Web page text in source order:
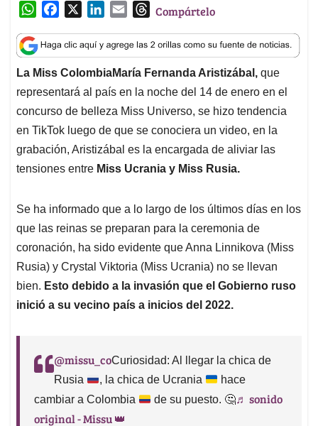
W
a
t
s
A
p
p
c
e
b
o
o
k
n
k
e
d
I
n
a
i
l
T
r
e
a
d
s
Compártelo
La Miss ColombiaMaría Fernanda Aristizábal, que
representará al país en la noche del 14 de enero en el
concurso de belleza Miss Universo, se hizo tendencia
en TikTok luego de que se conociera un video, en la
grabación, Aristizábal es la encargada de aliviar las
tensiones entre Miss Ucrania y Miss Rusia.
Se ha informado que a lo largo de los últimos días en los
que las reinas se preparan para la ceremonia de
coronación, ha sido evidente que Anna Linnikova (Miss
Rusia) y Crystal Viktoria (Miss Ucrania) no se llevan
bien. Esto debido a la invasión que el Gobierno ruso
inició a su vecino país a inicios del 2022.
@missu_coCuriosidad: Al llegar la chica de
Rusia
, la chica de Ucrania
hace
cambiar a Colombia
de su puesto. 🤔♬ sonido
original - Missu 👑